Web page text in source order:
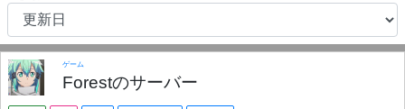
ゲーム
Forestのサーバー